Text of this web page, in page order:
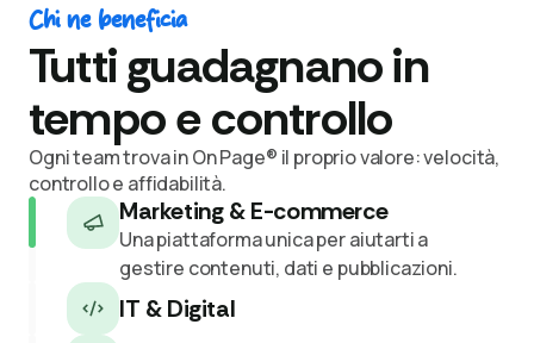
Chi ne beneficia
Tutti guadagnano in
tempo e controllo
Ogni team trova in On Page® il proprio valore: velocità,
controllo e affidabilità.
Marketing & E-commerce
IT & Digital
solida, integrabile e facile da mantenere.